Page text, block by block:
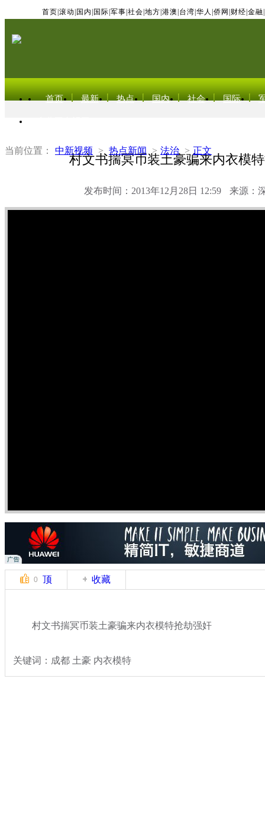
首页 滚动 国内 国际 军事 社会 地方 港澳 台湾 华人 侨网 财经 金融
首页 最新 热点 国内 社会 国际
当前位置： 中新视频 > 热点新闻 > 法治 > 正文
村文书揣冥币装土豪骗来内衣模
发布时间：2013年12月28日 12:59 来源：
0 顶 收藏
村文书揣冥币装土豪骗来内衣模特抢劫强奸
关键词：成都 土豪 内衣模特